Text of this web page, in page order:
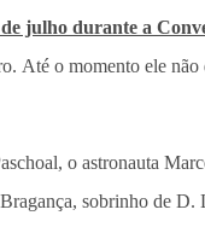
julho durante a
Até o momento ele
o astronauta
sobrinho de D.